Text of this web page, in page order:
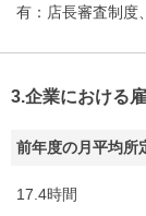
有：店長審査制度
3.企業における
前年度の月平均所
17.4時間